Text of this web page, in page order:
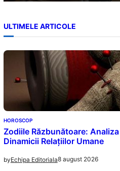
ULTIMELE ARTICOLE
HOROSCOP
Zodiile Răzbunătoare:
Dinamicii Relațiilor Umane
byEchipa Editoriala8 august 2026